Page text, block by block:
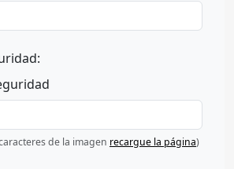
de la imagen recargue la página)